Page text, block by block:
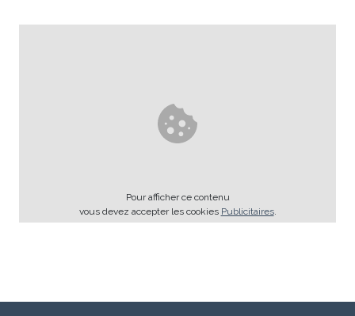
Pour afficher ce contenu
vous devez accepter les cookies Publicitaires.